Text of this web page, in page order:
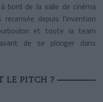
bord de la salle de cinéma
depuis l'invention
et toute la team
de se plonger dans
LE PITCH ?